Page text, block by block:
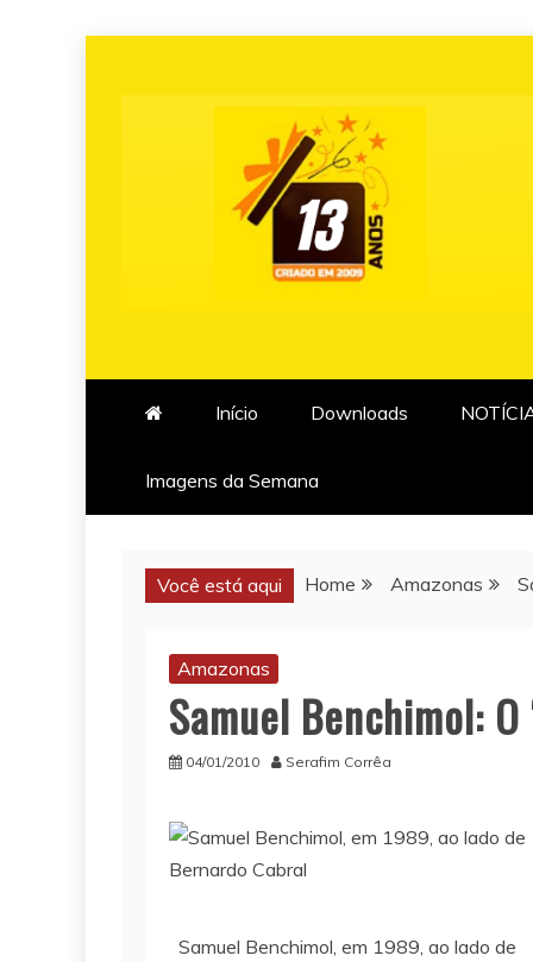
Início Downloads
Imagens da Semana
Você está aqui Home Amazonas
Amazonas
Samuel Benchimol:
04/01/2010 Serafim Corrêa
Samuel Benchimol, em 1989, ao lado de